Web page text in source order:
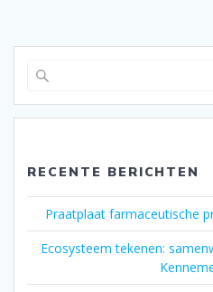
RECENTE BERICHTEN
Praatplaat farmaceutische
Ecosysteem tekenen: